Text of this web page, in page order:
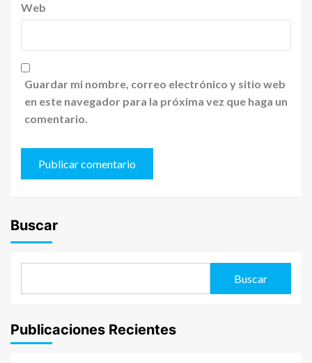
Web
Guardar mi nombre, correo electrónico y sitio web
en este navegador para la próxima vez que haga un
comentario.
Buscar
Buscar
Publicaciones Recientes